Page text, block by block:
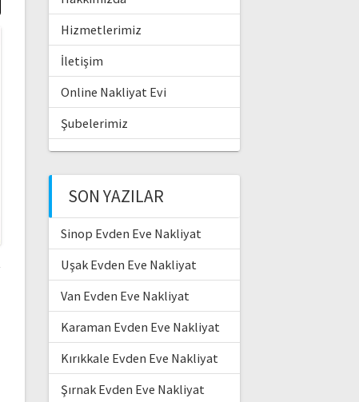
Hizmetlerimiz
İletişim
Online Nakliyat Evi
Şubelerimiz
SON YAZILAR
Sinop Evden Eve Nakliyat
Uşak Evden Eve Nakliyat
Van Evden Eve Nakliyat
Karaman Evden Eve Nakliyat
Kırıkkale Evden Eve Nakliyat
Şırnak Evden Eve Nakliyat